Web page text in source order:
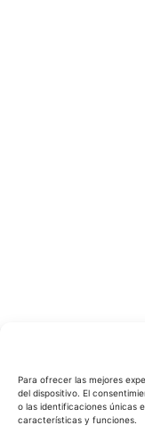
Para ofrecer las mejores
del dispositivo. El
o las identificaciones únicas
características y funciones.